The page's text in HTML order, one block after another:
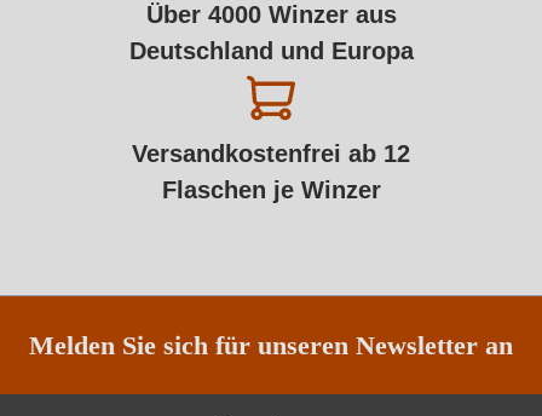
Über 4000 Winzer aus
Deutschland und Europa
Versandkostenfrei ab 12
Flaschen je Winzer
Melden Sie sich für unseren Newsletter an